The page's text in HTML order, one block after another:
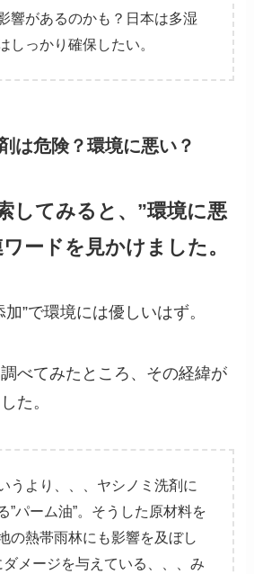
響があるのかも？日本は多湿
しっかり確保したい。
は危険？環境に悪い？
してみると、”環境に悪
ードを見かけました。
”で環境には優しいはず。
べてみたところ、その経緯が
た。
うより、、、ヤシノミ洗剤に
”パーム油”。そうした原材料を
の熱帯雨林にも影響を及ぼし
メージを与えている、、、み